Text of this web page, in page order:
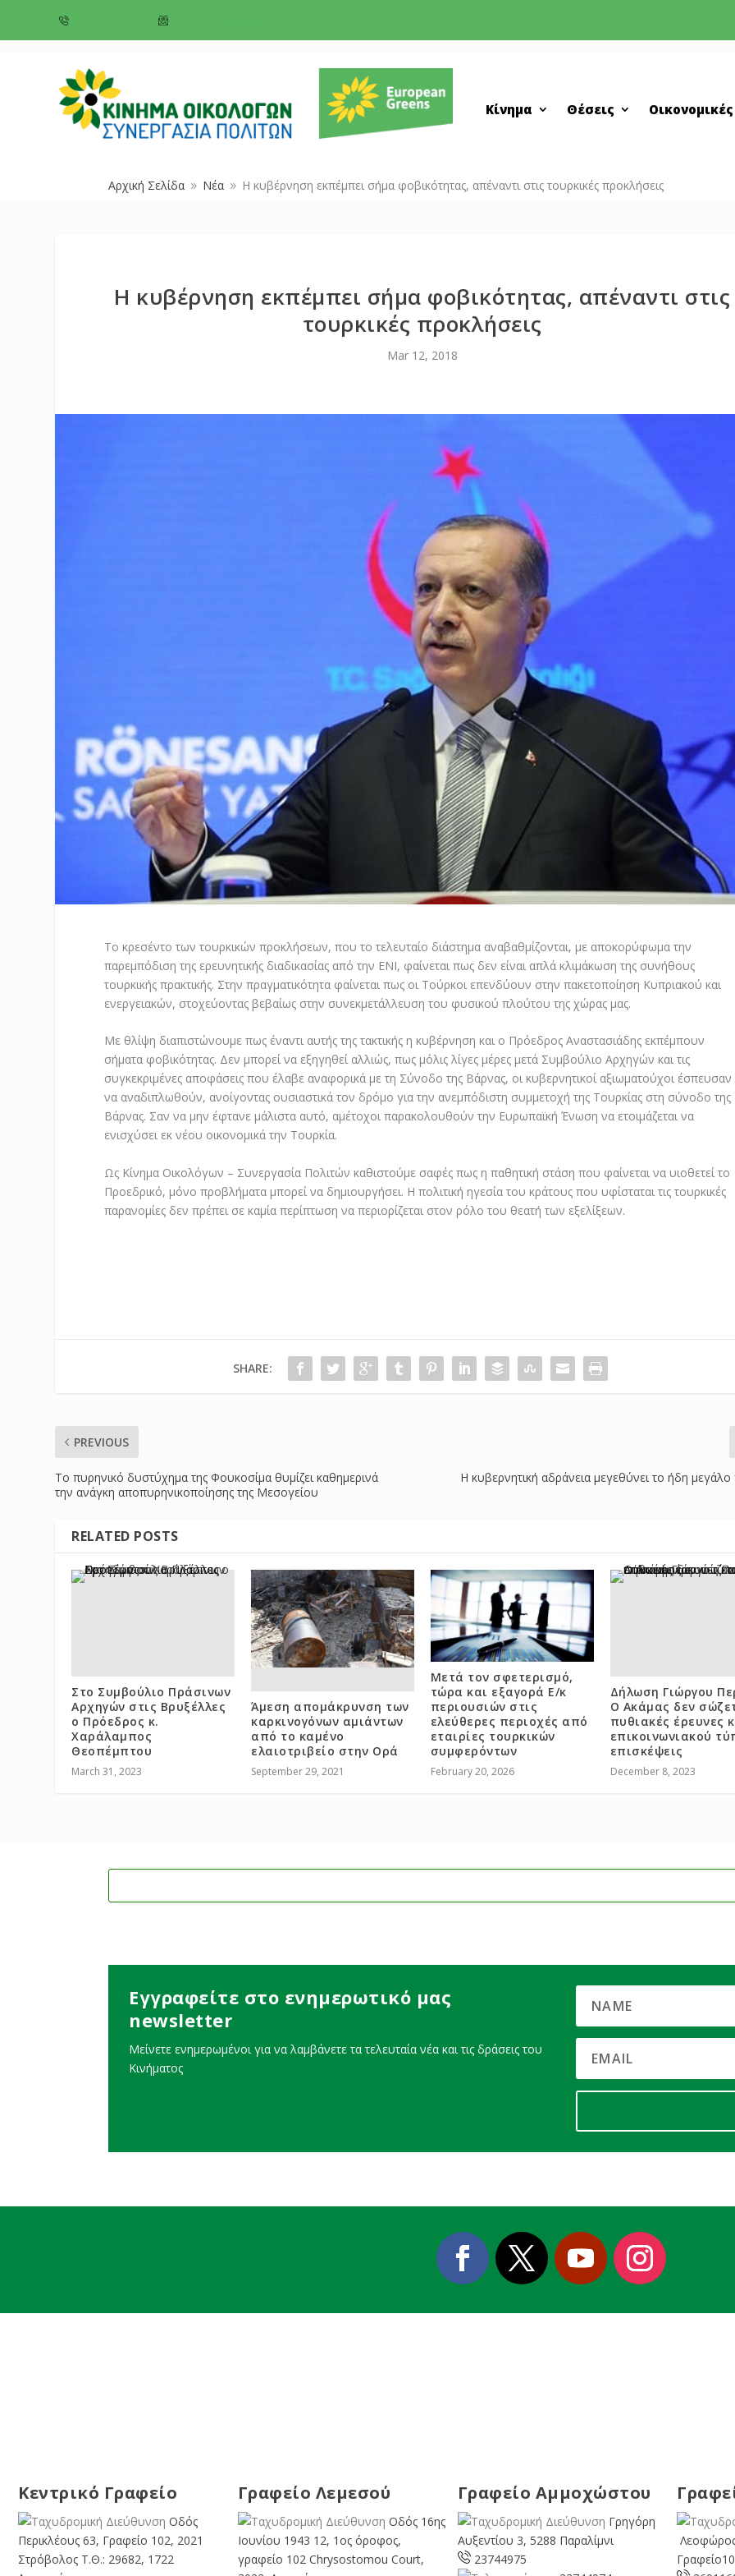
Κίνημα Θέσεις
Αρχική Σελίδα 9 Νέα 9 Η κυβέρνηση εκπέμπει σήμα φοβικότητας, απέναντι στις τουρκικές προκλήσεις
Η κυβέρνηση εκπέμπει σήμα φοβικότητας, απέναντι στις
τουρκικές προκλήσεις
Mar 12, 2018
Το κρεσέντο των τουρκικών προκλήσεων, που το τελευταίο διάστημα αναβαθμίζονται, με αποκορύφωμα την
παρεμπόδιση της ερευνητικής διαδικασίας από την ΕΝΙ, φαίνεται πως δεν είναι απλά κλιμάκωση της συνήθους
τουρκικής πρακτικής. Στην πραγματικότητα φαίνεται πως οι Τούρκοι επενδύουν στην πακετοποίηση Κυπριακού και
ενεργειακών, στοχεύοντας βεβαίως στην συνεκμετάλλευση του φυσικού πλούτου της χώρας μας.
Με θλίψη διαπιστώνουμε πως έναντι αυτής της τακτικής η κυβέρνηση και ο Πρόεδρος Αναστασιάδης εκπέμπουν
σήματα φοβικότητας. Δεν μπορεί να εξηγηθεί αλλιώς, πως μόλις λίγες μέρες μετά Συμβούλιο Αρχηγών και τις
συγκεκριμένες αποφάσεις που έλαβε αναφορικά με τη Σύνοδο της Βάρνας, οι κυβερνητικοί αξιωματούχοι έσπευσαν
να αναδιπλωθούν, ανοίγοντας ουσιαστικά τον δρόμο για την ανεμπόδιστη συμμετοχή της Τουρκίας στη σύνοδο της
Βάρνας. Σαν να μην έφτανε μάλιστα αυτό, αμέτοχοι παρακολουθούν την Ευρωπαϊκή Ένωση να ετοιμάζεται να
ενισχύσει εκ νέου οικονομικά την Τουρκία.
Ως Κίνημα Οικολόγων – Συνεργασία Πολιτών καθιστούμε σαφές πως η παθητική στάση που φαίνεται να υιοθετεί το
Προεδρικό, μόνο προβλήματα μπορεί να δημιουργήσει. Η πολιτική ηγεσία του κράτους που υφίσταται τις τουρκικές
παρανομίες δεν πρέπει σε καμία περίπτωση να περιορίζεται στον ρόλο του θεατή των εξελίξεων.
SHARE:
PREVIOUS
Το πυρηνικό δυστύχημα της Φουκοσίμα θυμίζει καθημερινά
την ανάγκη αποπυρηνικοποίησης της Μεσογείου
H κυβερνητική αδράνεια μεγεθύνει το ήδη
RELATED POSTS
Στο Συμβούλιο Πράσινων
Αρχηγών στις Βρυξέλλες
ο Πρόεδρος κ.
Χαράλαμπος
Θεοπέμπτου
March 31, 2023
Άμεση απομάκρυνση των
καρκινογόνων αμιάντων
από το καμένο
ελαιοτριβείο στην Ορά
September 29, 2021
Μετά τον σφετερισμό,
τώρα και εξαγορά Ε/κ
περιουσιών στις
ελεύθερες περιοχές από
εταιρίες τουρκικών
συμφερόντων
February 20, 2026
Δήλωση Γιώργου
Ο Ακάμας δεν
πυθιακές έρευνες
επικοινωνιακού
επισκέψεις
December 8, 2023
Εγγραφείτε στο ενημερωτικό μας
newsletter
Μείνετε ενημερωμένοι για να λαμβάνετε τα τελευταία νέα και τις δράσεις του
Κινήματος
Κεντρικό Γραφείο
Οδός
Περικλέους 63, Γραφείο 102, 2021
Στρόβολος Τ.Θ.: 29682, 1722
Γραφείο Λεμεσού
Οδός 16ης
Ιουνίου 1943 12, 1ος όροφος,
γραφείο 102 Chrysostomou Court,
Γραφείο Αμμοχώστου
Γρηγόρη
Αυξεντίου 3, 5288 Παραλίμνι
23744975